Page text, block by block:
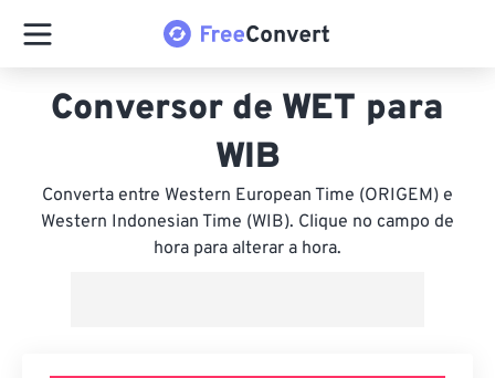
Conversor de WET para
WIB
Converta entre Western European Time (ORIGEM) e
Western Indonesian Time (WIB). Clique no campo de
hora para alterar a hora.